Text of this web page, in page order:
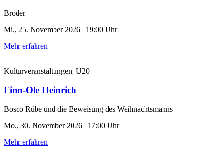
Broder
Mi., 25. November 2026 | 19:00 Uhr
Mehr erfahren
Kulturveranstaltungen, U20
Finn-Ole Heinrich
Bosco Rübe und die Beweisung des Weihnachtsmanns
Mo., 30. November 2026 | 17:00 Uhr
Mehr erfahren